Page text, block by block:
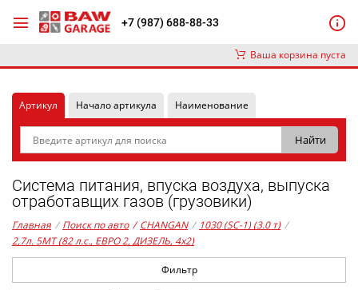
+7 (987) 688-88-33
Ваша корзина пуста
Артикул Начало артикула Наименование
Система питания, впуска воздуха, выпуска
отработавщих газов (грузовики)
Главная / Поиск по авто / CHANGAN / 1030 (SC-1) (3.0 т) /
2,7л. 5MT (82 л.с., ЕВРО 2, ДИЗЕЛЬ, 4x2)
Фильтр